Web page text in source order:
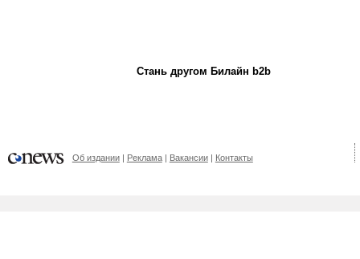
Стань другом Билайн b2b
Об издании Реклама Вакансии Контакты